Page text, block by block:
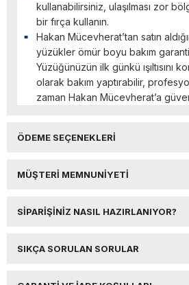
kullanabilirsiniz, ulaşılması zor
bir fırça kullanın.
Hakan Mücevherat’tan satın
yüzükler ömür boyu bakım
Yüzüğünüzün ilk günkü ışıltısını
olarak bakım yaptırabilir,
zaman Hakan Mücevherat’a
ÖDEME SEÇENEKLERI
MÜŞTERI MEMNUNIYETI
SIPARIŞINIZ NASIL HAZIRLANIYOR?
SIKÇA SORULAN SORULAR